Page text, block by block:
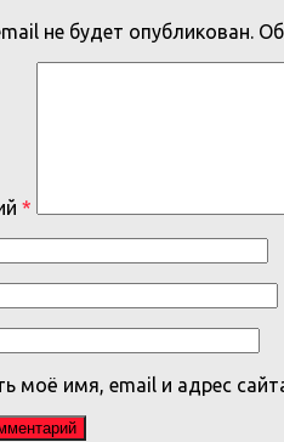
не будет опубликован.
*
моё имя, email и адрес